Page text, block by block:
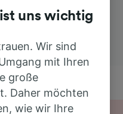
nach Nijmegen
uns wichtig
Wir sind
mit Ihren
große
Daher möchten
wie wir Ihre